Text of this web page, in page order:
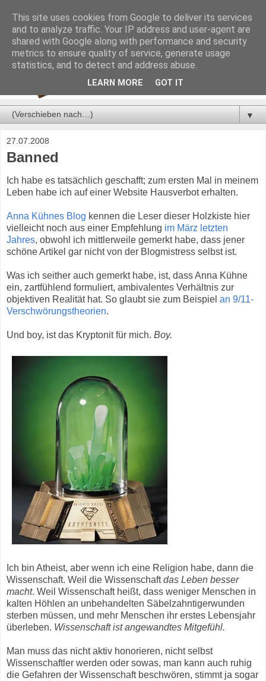
▼
27.07.2008
Banned
Ich habe es tatsächlich geschafft; zum ersten Mal in meinem
Leben habe ich auf einer Website Hausverbot erhalten.
Anna Kühnes Blog kennen die Leser dieser Holzkiste hier
vielleicht noch aus einer Empfehlung im März letzten
Jahres, obwohl ich mittlerweile gemerkt habe, dass jener
schöne Artikel gar nicht von der Blogmistress selbst ist.
Was ich seither auch gemerkt habe, ist, dass Anna Kühne
ein, zartfühlend formuliert, ambivalentes Verhältnis zur
objektiven Realität hat. So glaubt sie zum Beispiel an 9/11-
Verschwörungstheorien.
Und boy, ist das Kryptonit für mich. Boy.
Ich bin Atheist, aber wenn ich eine Religion habe, dann die
Wissenschaft. Weil die Wissenschaftdas Leben besser
macht. Weil Wissenschaft heißt, dass weniger Menschen in
kalten Höhlen an unbehandelten Säbelzahntigerwunden
sterben müssen, und mehr Menschen ihr erstes Lebensjahr
überleben. Wissenschaft ist angewandtes Mitgefühl.
Man muss das nicht aktiv honorieren, nicht selbst
Wissenschaftler werden oder sowas, man kann auch ruhig
die Gefahren der Wissenschaft beschwören, stimmt ja sogar
This site uses cookies from Google to deliver its services
and to analyze traffic. Your IP address and user-agent are
shared with Google along with performance and security
metrics to ensure quality of service, generate usage
statistics, and to detect and address abuse.
LEARN MORE GOT IT